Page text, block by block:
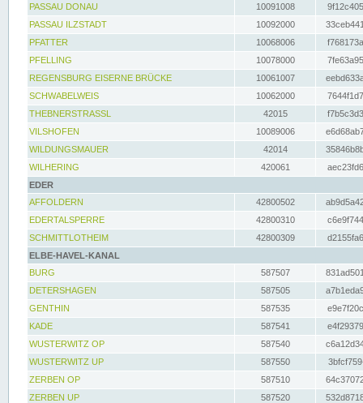
PASSAU DONAU
10091008
PASSAU ILZSTADT
10092000
PFATTER
10068006
PFELLING
10078000
REGENSBURG EISERNE BRÜCKE
10061007
SCHWABELWEIS
10062000
THEBNERSTRASSL
42015
VILSHOFEN
10089006
WILDUNGSMAUER
42014
WILHERING
420061
EDER
AFFOLDERN
42800502
EDERTALSPERRE
42800310
SCHMITTLOTHEIM
42800309
ELBE-HAVEL-KANAL
BURG
587507
DETERSHAGEN
587505
GENTHIN
587535
KADE
587541
WUSTERWITZ OP
587540
WUSTERWITZ UP
587550
ZERBEN OP
587510
ZERBEN UP
587520